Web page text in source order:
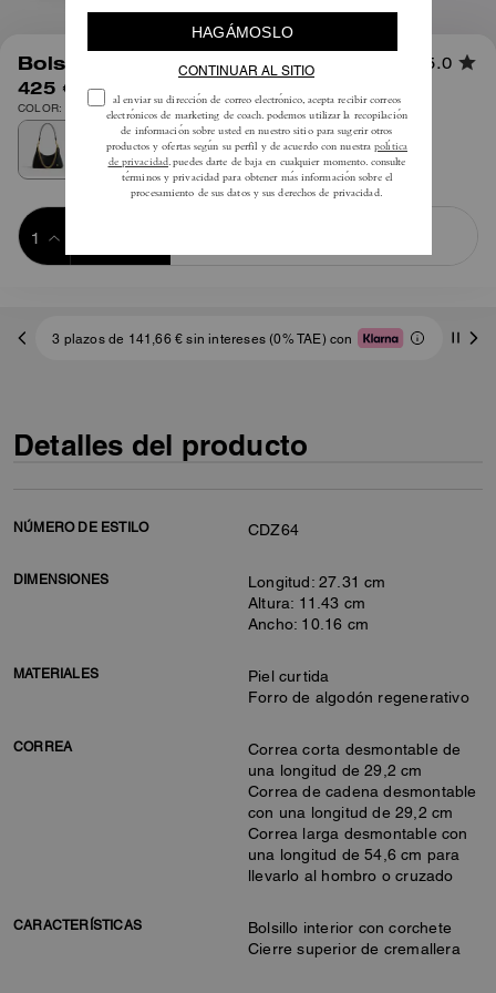
Bolso de Hombro Juliet 25 5.0
425 €
COLOR: Latón/Negro
3 plazos de 141,66 € sin intereses (0% TAE) con
Detalles del producto
NÚMERO DE ESTILO CDZ64
DIMENSIONES
Longitud: 27.31 cm
Altura: 11.43 cm
Ancho: 10.16 cm
MATERIALES
Piel curtida
Forro de algodón regenerativo
CORREA
Correa corta desmontable de
una longitud de 29,2 cm
Correa de cadena desmontable
con una longitud de 29,2 cm
Correa larga desmontable con
una longitud de 54,6 cm para
llevarlo al hombro o cruzado
CARACTERÍSTICAS
Bolsillo interior con corchete
Cierre superior de cremallera